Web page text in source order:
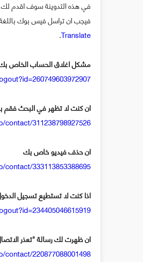
في هذه التدوينة سوف اقدم
فيجب ان تراسل فيس بوك
Translate
.
مشكل اغلاق الحساب الخاص
ان كنت لا تظهر في البحث فقم
311238798927526
ان حذف فيديو خاص بك
333113853388695
اذا كنت لا تستطيع تسجيل
ان ظهرت لك رسالة "تعذر
220877088001498